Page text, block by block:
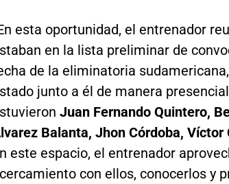
esta oportunidad, el entrenador
en la lista preliminar de
de la eliminatoria
junto a él de manera
Juan Fernando Quintero,
Balanta, Jhon Córdoba,
este espacio, el entrenador
con ellos, conocerlos y